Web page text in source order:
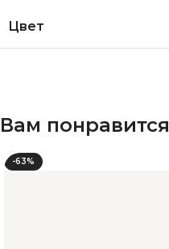
Цвет
Вам понравится
-63%